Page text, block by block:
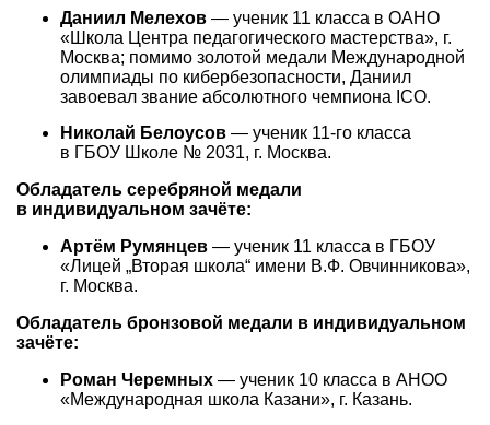
Даниил Мелехов — ученик 11 класса в ОАНО
«Школа Центра педагогического мастерства», г.
Москва; помимо золотой медали Международной
олимпиады по кибербезопасности, Даниил
завоевал звание абсолютного чемпиона ICO.
Николай Белоусов — ученик 11-го класса
в ГБОУ Школе № 2031, г. Москва.
Обладатель серебряной медали
в индивидуальном зачёте:
Артём Румянцев — ученик 11 класса в ГБОУ
«Лицей „Вторая школа“ имени В.Ф. Овчинникова»,
г. Москва.
Обладатель бронзовой медали в индивидуальном
зачёте:
Роман Черемных — ученик 10 класса в АНОО
«Международная школа Казани», г. Казань.